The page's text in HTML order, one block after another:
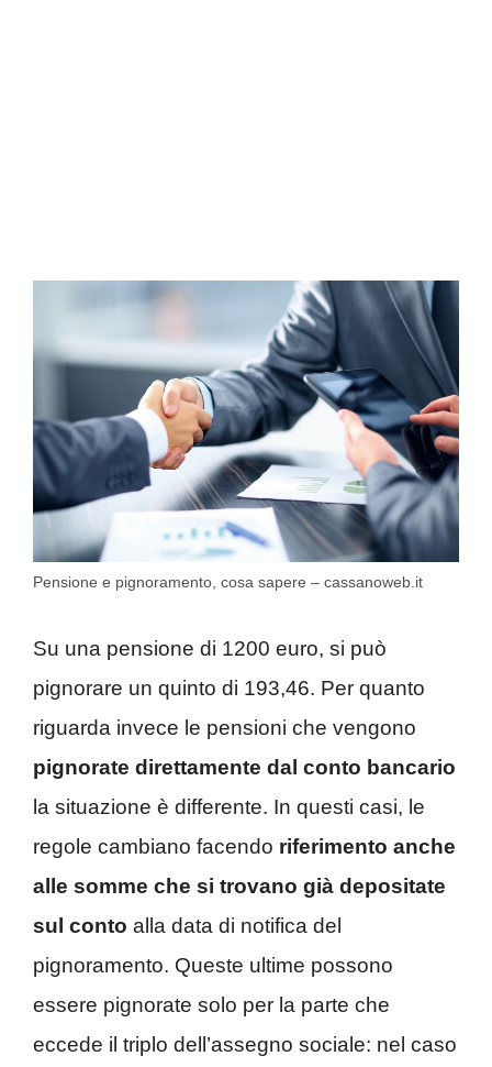
Pensione e pignoramento, cosa sapere – cassanoweb.it
Su una pensione di 1200 euro, si può
pignorare un quinto di 193,46. Per quanto
riguarda invece le pensioni che vengono
pignorate direttamente dal conto bancario
la situazione è differente. In questi casi, le
regole cambiano facendo riferimento anche
alle somme che si trovano già depositate
sul conto alla data di notifica del
pignoramento. Queste ultime possono
essere pignorate solo per la parte che
eccede il triplo dell’assegno sociale: nel caso